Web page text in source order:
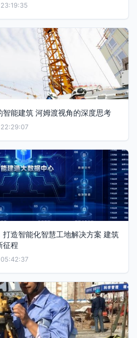
能建筑 河姆渡视角的深度思考
造智能化智慧工地解决方案 建筑
征程